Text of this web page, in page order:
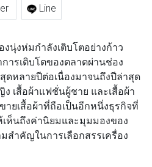
Line
นุ่งห่มกำลังเติบโตอย่างก้าว
ารเติบโตของตลาดผ่านช่อง
ดหลายปีต่อเนื่องมาจนถึงปีล่าสุด
เสื้อผ้าแฟชั่นผู้ชาย และเสื้อผ้า
ายเสื้อผ้าที่ถือเป็นอีกหนึ่งธุรกิจที่
ห็นถึงค่านิยมและมุมมองของ
สำคัญในการเลือกสรรเครื่อง